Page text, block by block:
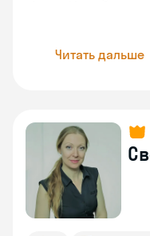
Читать дальше